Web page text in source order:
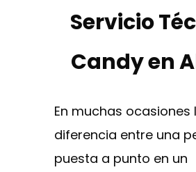
Servicio
Candy en
En muchas ocasiones
diferencia entre una
puesta a punto en un